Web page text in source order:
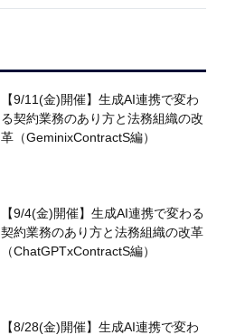
【9/11(金)開催】生成AI連携で変わ
る契約業務のあり方と法務組織の改
革（GeminixContractS編）
【9/4(金)開催】生成AI連携で変わる
契約業務のあり方と法務組織の改革
（ChatGPTxContractS編）
【8/28(金)開催】生成AI連携で変わ